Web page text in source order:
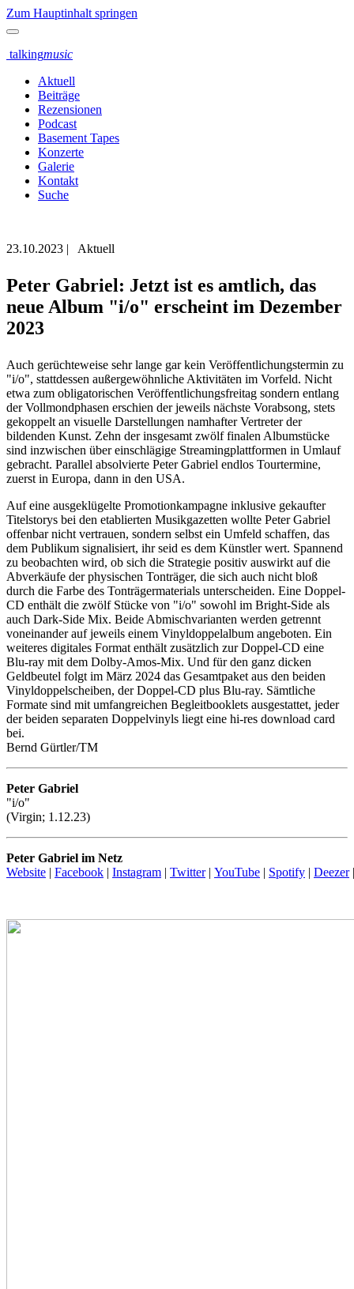
Zum Hauptinhalt springen
talkingmusic
Aktuell
Beiträge
Rezensionen
Podcast
Basement Tapes
Konzerte
Galerie
Kontakt
Suche
23.10.2023 | Aktuell
Peter Gabriel: Jetzt ist es amtlich, das
neue Album "i/o" erscheint im Dezember
2023
Auch gerüchteweise sehr lange gar kein Veröffentlichungstermin zu
"i/o", stattdessen außergewöhnliche Aktivitäten im Vorfeld. Nicht
etwa zum obligatorischen Veröffentlichungsfreitag sondern entlang
der Vollmondphasen erschien der jeweils nächste Vorabsong, stets
gekoppelt an visuelle Darstellungen namhafter Vertreter der
bildenden Kunst. Zehn der insgesamt zwölf finalen Albumstücke
sind inzwischen über einschlägige Streamingplattformen in Umlauf
gebracht. Parallel absolvierte Peter Gabriel endlos Tourtermine,
zuerst in Europa, dann in den USA.
Auf eine ausgeklügelte Promotionkampagne inklusive gekaufter
Titelstorys bei den etablierten Musikgazetten wollte Peter Gabriel
offenbar nicht vertrauen, sondern selbst ein Umfeld schaffen, das
dem Publikum signalisiert, ihr seid es dem Künstler wert. Spannend
zu beobachten wird, ob sich die Strategie positiv auswirkt auf die
Abverkäufe der physischen Tonträger, die sich auch nicht bloß
durch die Farbe des Tonträgermaterials unterscheiden. Eine Doppel-
CD enthält die zwölf Stücke von "i/o" sowohl im Bright-Side als
auch Dark-Side Mix. Beide Abmischvarianten werden getrennt
voneinander auf jeweils einem Vinyldoppelalbum angeboten. Ein
weiteres digitales Format enthält zusätzlich zur Doppel-CD eine
Blu-ray mit dem Dolby-Amos-Mix. Und für den ganz dicken
Geldbeutel folgt im März 2024 das Gesamtpaket aus den beiden
Vinyldoppelscheiben, der Doppel-CD plus Blu-ray. Sämtliche
Formate sind mit umfangreichen Begleitbooklets ausgestattet, jeder
der beiden separaten Doppelvinyls liegt eine hi-res download card
bei.
Bernd Gürtler/TM
Peter Gabriel
"i/o"
(Virgin; 1.12.23)
Peter Gabriel im Netz
Website | Facebook | Instagram | Twitter| YouTube | Spotify | Deezer